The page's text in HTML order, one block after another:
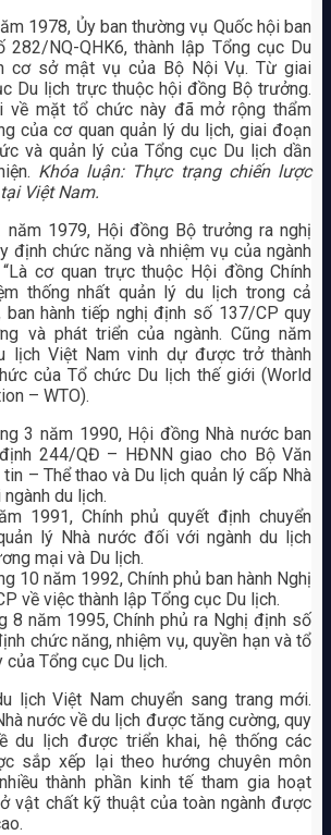
1978, Ủy ban thường vụ Quốc hội ban
282/NQ-QHK6, thành lập Tổng cục Du
cơ sở mật vụ của Bộ Nội Vụ. Từ giai
Du lịch trực thuộc hội đồng Bộ trưởng.
về mặt tổ chức này đã mở rộng thẩm
của cơ quan quản lý du lịch, giai đoạn
và quản lý của Tổng cục Du lịch dần
Khóa luận: Thực trạng chiến lược
Việt Nam.
năm 1979, Hội đồng Bộ trưởng ra nghị
định chức năng và nhiệm vụ của ngành
cơ quan trực thuộc Hội đồng Chính
thống nhất quản lý du lịch trong cả
ban hành tiếp nghị định số 137/CP quy
và phát triển của ngành. Cũng năm
lịch Việt Nam vinh dự được trở thành
của Tổ chức Du lịch thế giới (World
– WTO).
3 năm 1990, Hội đồng Nhà nước ban
244/QĐ – HĐNN giao cho Bộ Văn
– Thể thao và Du lịch quản lý cấp Nhà
du lịch.
1991, Chính phủ quyết định chuyển
lý Nhà nước đối với ngành du lịch
mại và Du lịch.
10 năm 1992, Chính phủ ban hành Nghị
về việc thành lập Tổng cục Du lịch.
8 năm 1995, Chính phủ ra Nghị định số
chức năng, nhiệm vụ, quyền hạn và tổ
của Tổng cục Du lịch.
lịch Việt Nam chuyển sang trang mới.
nước về du lịch được tăng cường, quy
du lịch được triển khai, hệ thống các
sắp xếp lại theo hướng chuyên môn
thành phần kinh tế tham gia hoạt
vật chất kỹ thuật của toàn ngành được